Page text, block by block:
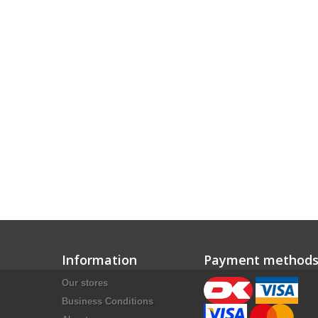
Information
Our stores
Business Conditions
Payment methods